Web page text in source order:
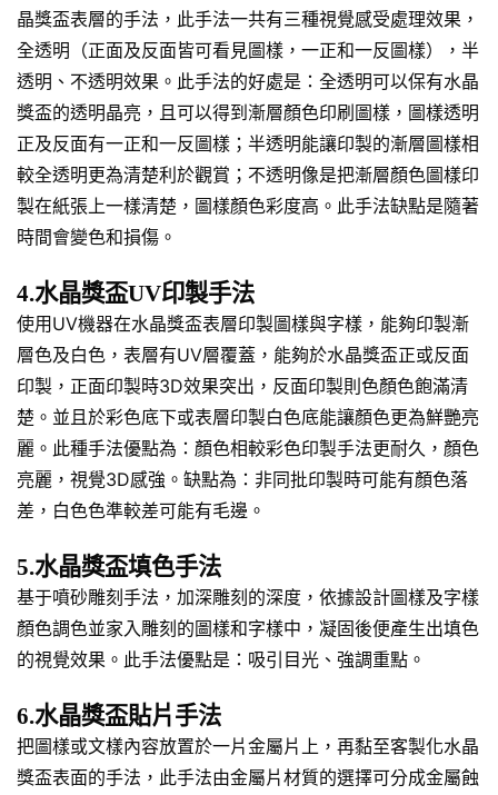
晶獎盃表層的手法，此手法一共有三種視覺感受處理效果，
全透明（正面及反面皆可看見圖樣，一正和一反圖樣），半
透明、不透明效果。此手法的好處是：全透明可以保有水晶
獎盃的透明晶亮，且可以得到漸層顏色印刷圖樣，圖樣透明
正及反面有一正和一反圖樣；半透明能讓印製的漸層圖樣相
較全透明更為清楚利於觀賞；不透明像是把漸層顏色圖樣印
製在紙張上一樣清楚，圖樣顏色彩度高。此手法缺點是隨著
時間會變色和損傷。
4.水晶獎盃UV印製手法
使用UV機器在水晶獎盃表層印製圖樣與字樣，能夠印製漸
層色及白色，表層有UV層覆蓋，能夠於水晶獎盃正或反面
印製，正面印製時3D效果突出，反面印製則色顏色飽滿清
楚。並且於彩色底下或表層印製白色底能讓顏色更為鮮艷亮
麗。此種手法優點為：顏色相較彩色印製手法更耐久，顏色
亮麗，視覺3D感強。缺點為：非同批印製時可能有顏色落
差，白色色準較差可能有毛邊。
5.水晶獎盃填色手法
基于噴砂雕刻手法，加深雕刻的深度，依據設計圖樣及字樣
顏色調色並家入雕刻的圖樣和字樣中，凝固後便產生出填色
的視覺效果。此手法優點是：吸引目光、強調重點。
6.水晶獎盃貼片手法
把圖樣或文樣內容放置於一片金屬片上，再黏至客製化水晶
獎盃表面的手法，此手法由金屬片材質的選擇可分成金屬蝕